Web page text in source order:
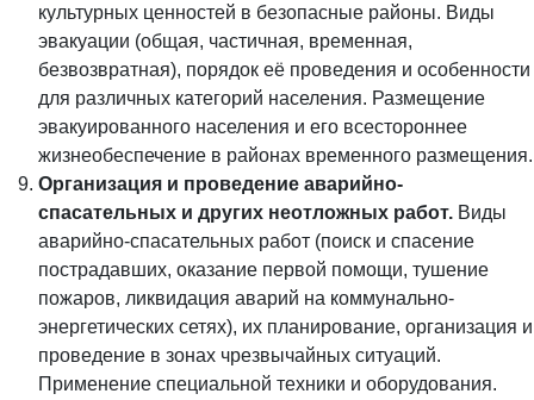
культурных ценностей в безопасные районы. Виды
эвакуации (общая, частичная, временная,
безвозвратная), порядок её проведения и особенности
для различных категорий населения. Размещение
эвакуированного населения и его всестороннее
жизнеобеспечение в районах временного размещения.
Организация и проведение аварийно-
спасательных и других неотложных работ. Виды
аварийно-спасательных работ (поиск и спасение
пострадавших, оказание первой помощи, тушение
пожаров, ликвидация аварий на коммунально-
энергетических сетях), их планирование, организация и
проведение в зонах чрезвычайных ситуаций.
Применение специальной техники и оборудования.